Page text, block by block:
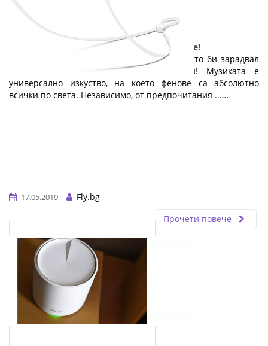
Малък дар с голяма стойност: слушалките!
Ето един чудесен и достъпен подарък, който би зарадвал
всеки абитуриент: качествени слушалки! Музиката е
универсално изкуство, на което фенове са абсолютно
всички по света. Независимо, от предпочитания ...…
17.05.2019
Fly.bg
Прочети повече